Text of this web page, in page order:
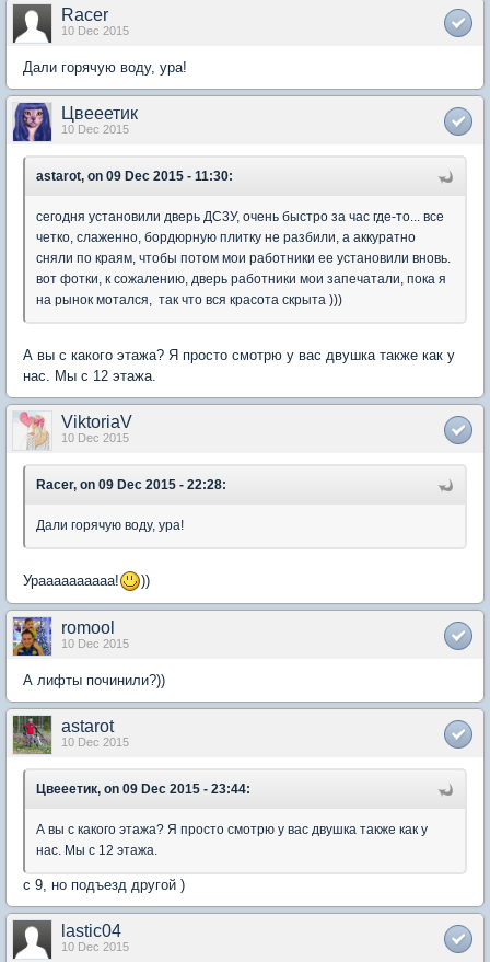
Racer
10 Dec 2015
Дали горячую воду, ура!
Цвееетик
10 Dec 2015
astarot, on 09 Dec 2015 - 11:30:
сегодня установили дверь ДС3У, очень быстро за час где-то... все
четко, слаженно, бордюрную плитку не разбили, а аккуратно
сняли по краям, чтобы потом мои работники ее установили вновь.
вот фотки, к сожалению, дверь работники мои запечатали, пока я
на рынок мотался, так что вся красота скрыта )))
А вы с какого этажа? Я просто смотрю у вас двушка также как у
нас. Мы с 12 этажа.
ViktoriaV
10 Dec 2015
Racer, on 09 Dec 2015 - 22:28:
Дали горячую воду, ура!
Ураааааааааа! ))
romool
10 Dec 2015
А лифты починили?))
astarot
10 Dec 2015
Цвееетик, on 09 Dec 2015 - 23:44:
А вы с какого этажа? Я просто смотрю у вас двушка также как у
нас. Мы с 12 этажа.
с 9, но подъезд другой )
lastic04
10 Dec 2015